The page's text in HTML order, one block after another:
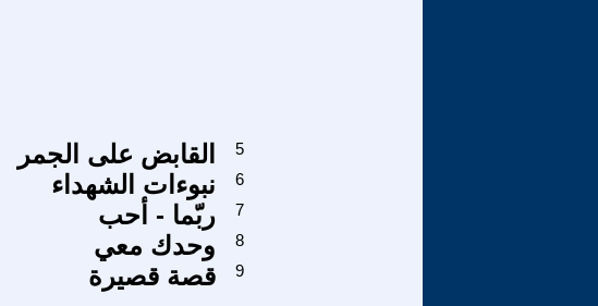
القابض على الجمر
5
نبوءات الشهداء
6
ربّما - أحب
7
وحدك معي
8
قصة قصيرة 9